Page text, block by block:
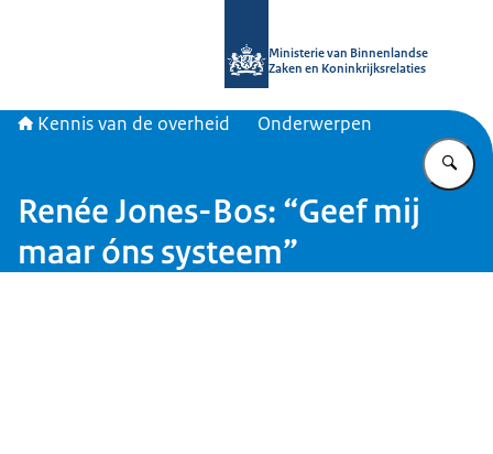
Ministerie van Binnenlandse
Zaken en Koninkrijksrelaties
Kennis van de overheid Onderwerpen
Renée Jones-Bos: “Geef mij
maar óns systeem”